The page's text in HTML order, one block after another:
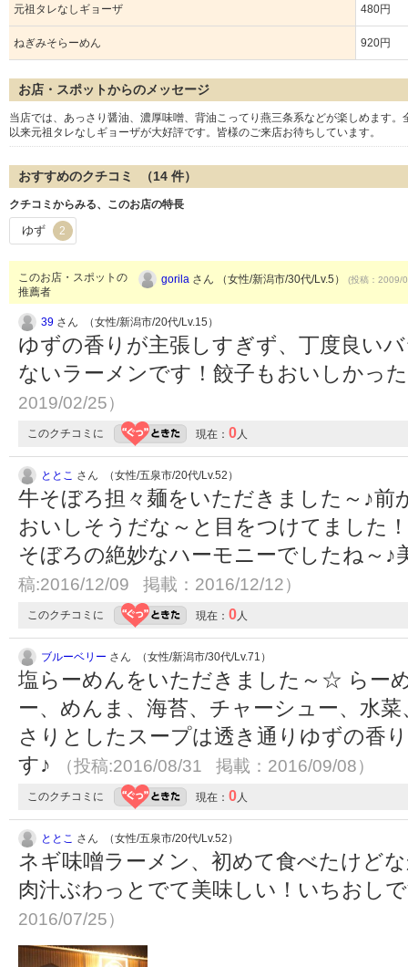
元祖タレなしギョーザ 480円
ねぎみそらーめん 920円
お店・スポットからのメッセージ
当店では、あっさり醤油、濃厚味噌、背油こってり燕三条系などが楽しめます
以来元祖タレなしギョーザが大好評です。皆様のご来店お待ちしています。
おすすめのクチコミ （14 件）
クチコミからみる、このお店の特長
ゆず 2
このお店・スポットの
推薦者
gorila さん （女性/新潟市/30代/Lv.5） (投稿：2009/
39 さん （女性/新潟市/20代/Lv.15）
ゆずの香りが主張しすぎず、丁度良い
ないラーメンです！餃子もおいしかっ
2019/02/25）
このクチコミに 現在： 0 人
ととこ さん （女性/五泉市/20代/Lv.52）
牛そぼろ担々麺をいただきました～♪前
おいしそうだな～と目をつけてました
そぼろの絶妙なハーモニーでしたね～♪
稿:2016/12/09 掲載：2016/12/12）
このクチコミに 現在： 0 人
ブルーベリー さん （女性/新潟市/30代/Lv.71）
塩らーめんをいただきました～☆ らー
ー、めんま、海苔、チャーシュー、水
さりとしたスープは透き通りゆずの香
す♪
（投稿:2016/08/31 掲載：2016/09/08）
このクチコミに 現在： 0 人
ととこ さん （女性/五泉市/20代/Lv.52）
ネギ味噌ラーメン、初めて食べたけど
肉汁ぶわっとでて美味しい！いちおし
2016/07/25）